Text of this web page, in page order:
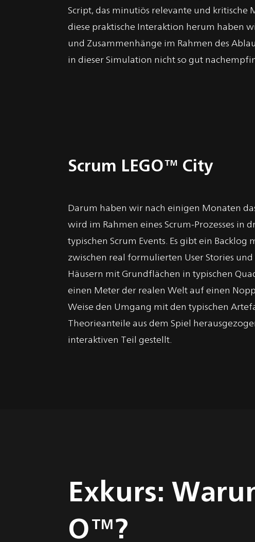
Script, das minutiös relevante und
diese praktische Interaktion herum haben
und Zusammenhänge im Rahmen des
in dieser Simulation nicht so gut
Scrum LEGO™ City
Darum haben wir nach einigen Monaten
wird im Rahmen eines Scrum-Prozesses in
typischen Scrum Events. Es gibt ein
zwischen real formulierten User Stories
Häusern mit Grundflächen in typischen
einen Meter der realen Welt auf einen
Weise den Umgang mit den typischen
Theorieanteile aus dem Spiel
interaktiven Teil gestellt.
Exkurs:
O™?